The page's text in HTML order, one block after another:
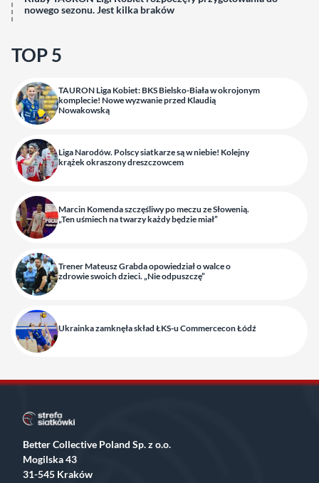
nowego sezonu. Jest kilka braków
TOP 5
TAURON Liga Kobiet: BKS Bielsko-Biała w okrojonym
komplecie! Nowe wyzwanie przed Klaudią
Nowakowską
Liga Narodów. Polscy siatkarze są w niebie! Kolejny
krążek okraszony dreszczowcem
Marcin Komenda szczęśliwy po meczu ze Słowenią.
„Ten uśmiech na twarzy każdy będzie miał”
Trener Mateusz Grabda opowiedział o walce o
zdrowie swoich dzieci. „Nie odpuszczę”
Ukrainka zamknęła skład ŁKS-u Commercecon Łódź
Better Collective Poland Sp. z o.o.
Mogilska 43
31-545 Kraków